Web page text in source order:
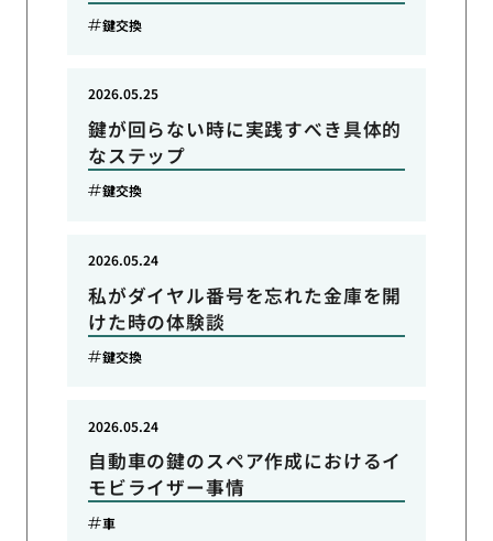
鍵交換
鍵が回らない時に実践すべき具体的
なステップ
2026.05.25
鍵交換
私がダイヤル番号を忘れた金庫を開
けた時の体験談
2026.05.24
鍵交換
自動車の鍵のスペア作成におけるイ
モビライザー事情
2026.05.24
車